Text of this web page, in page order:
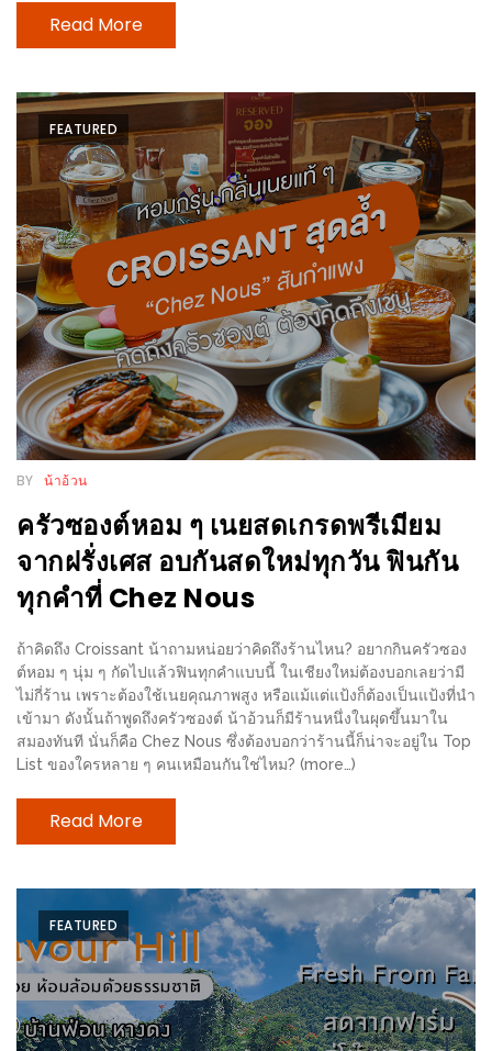
จาก
THE
EVENT
ที่
ต้อง
ห้าม
พลาด
สำหรับ
ฤดู
หนาว
นี้
กับ
PING
FAI
2
–
ช็อป
กิน
เพลิน
HFG
E-
NEWS
GAME
SEAFOOD)
HOMEPRO
FAIR
2017
เชียงใหม่
Read More
FEATURED
BY น้าอ้วน
ครัวซองต์หอม ๆ เนยสดเกรดพรีเมียม
จากฝรั่งเศส อบกันสดใหม่ทุกวัน ฟินกัน
ทุกคำที่ Chez Nous
ถ้าคิดถึง Croissant น้าถามหน่อยว่าคิดถึงร้านไหน? อยากกินครัวซอง
ต์หอม ๆ นุ่ม ๆ กัดไปแล้วฟินทุกคำแบบนี้ ในเชียงใหม่ต้องบอกเลยว่ามี
ไม่กี่ร้าน เพราะต้องใช้เนยคุณภาพสูง หรือแม้แต่แป้งก็ต้องเป็นแป้งที่นำ
เข้ามา ดังนั้นถ้าพูดถึงครัวซองต์ น้าอ้วนก็มีร้านหนึ่งในผุดขึ้นมาใน
สมองทันที นั่นก็คือ Chez Nous ซึ่งต้องบอกว่าร้านนี้ก็น่าจะอยู่ใน Top
List ของใครหลาย ๆ คนเหมือนกันใช่ไหม? (more…)
Read More
FEATURED